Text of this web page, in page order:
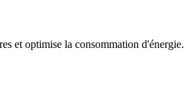
et optimise la consommation d'énergie.